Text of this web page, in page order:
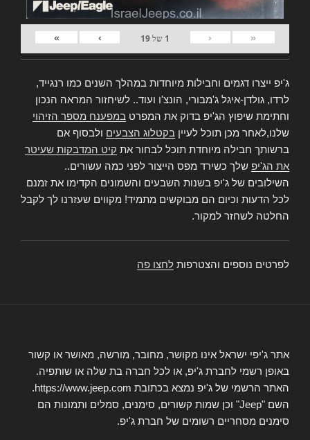
«
‹
1 של19
›
»
ג'יפ ייצרו דגמים וחבילות מיוחדות במהלך השנים כמו רנגייד,
לרדו, גולדן-איגל ג'מבורי, הונצ'ו ועוד.. לשיחזור המראה הנכון
וחתימת שיפוץ הג'יפ בדוק את המפרט במפענח מספר הזיהוי
שלנו,לאחר מכן תוכל לעיין בקטלוג הצבעים ולבסוף אם
ברשותך חבילה מיוחדת תוכל לבחור את קיט המדבקות שעיטר
את הג'יפ שלך כשירד מפס הייצור לפני כמה עשורים..
השילובים של ג'יפ בשנות השבעים והשמונים הקדימו את זמנם
לכל הדעות וכיום הם מבוקשים מתמיד! מקווים שעזרנו לך לקבל
החלטה לשחזר למקור.
לפרטים נוספים והצטרפות לחצו פה
אתר ג'יפי ישראל אינו מקושר, מחובר, מורשה, מאושר או קשור
באופן רשמי לחברת ג'יפ, או לכל חברה בת שלה או שותפיה.
האתר הרשמי של ג'יפ נמצא בכתובת https://www.jeep.com.
השם "Jeep" וכן שמות קשורים, סימנים, סמלים ותמונות הם
סימנים מסחריים רשומים של חברת ג'יפ.